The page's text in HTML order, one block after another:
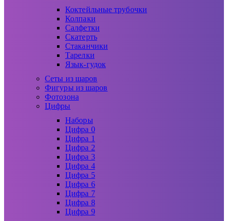
Коктейльные трубочки
Колпаки
Салфетки
Скатерть
Стаканчики
Тарелки
Язык-гудок
Сеты из шаров
Фигуры из шаров
Фотозона
Цифры
Наборы
Цифра 0
Цифра 1
Цифра 2
Цифра 3
Цифра 4
Цифра 5
Цифра 6
Цифра 7
Цифра 8
Цифра 9